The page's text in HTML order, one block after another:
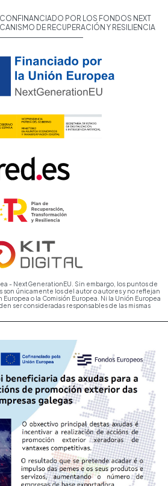
POR LOS FONDOS NEXT
DE RECUPERACIÓN Y RESILIENCIA
- NextGenerationEU. Sin embargo, los puntos de
son únicamente los del autor o autores y no reflejan
o la Comisión Europea. Ni la Unión Europea
ser consideradas responsables de las mismas